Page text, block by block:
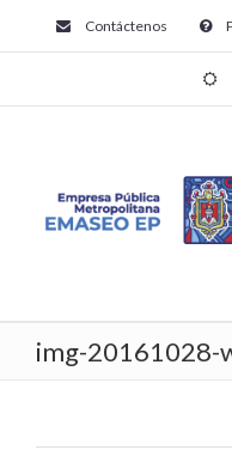
Contáctenos
img-20161028-